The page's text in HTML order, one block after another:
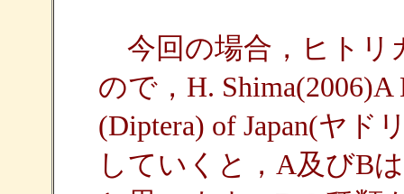
今回の場合，ヒトリ
ので，H. Shima(2006)A
(Diptera) of Japan(ヤ
していくと，A及びB